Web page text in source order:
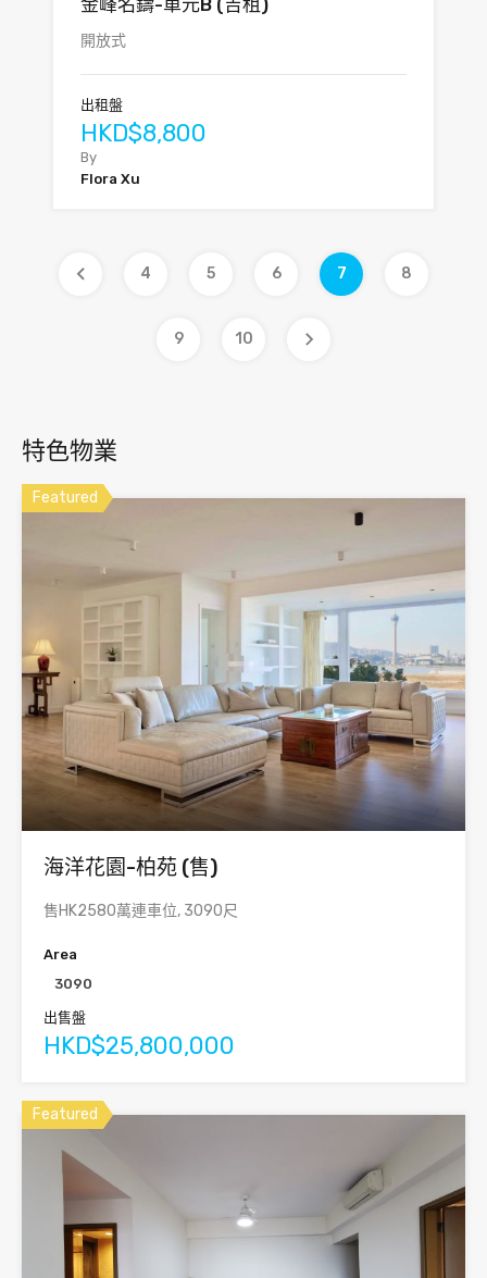
金峰名鑄-單元B (吉租)
開放式
出租盤
HKD$8,800
By
Flora Xu
4 5 6 7 8
9 10
特色物業
Featured
海洋花園-柏苑 (售)
售HK2580萬連車位, 3090尺
Area
3090
出售盤
HKD$25,800,000
Featured